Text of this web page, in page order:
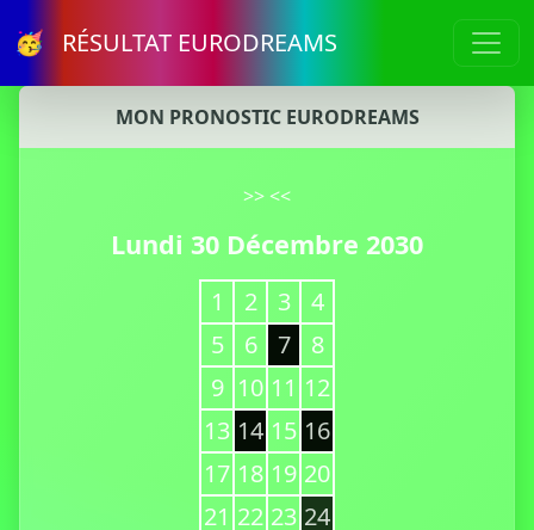
🥳 RÉSULTAT EURODREAMS
MON PRONOSTIC EURODREAMS
>> <<
Lundi 30 Décembre 2030
1 2 3
4
5
6 7
8
9 10 11 12
13 14 15 16
17 18 19 20
21 22 23 24